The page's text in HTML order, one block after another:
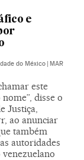
e
do México | MAR
este
disse o
Justiça,
ao anunciar
também
autoridades